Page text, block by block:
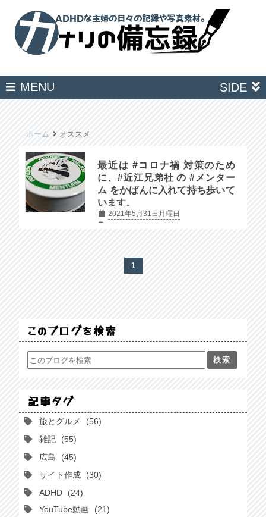
MENU SIDE
ホーム オススメ
最近は #コロナ禍 対策のため
に、#近江兄弟社 の #メンター
ム をかばんに入れて持ち歩いて
います。
2021年5月31日月曜日
オススメ
コロナ 雑記
1
このブログを検索
記事タグ
旅とグルメ
56
雑記
55
広島
45
サイト作成
30
ADHD
24
YouTube動画
21